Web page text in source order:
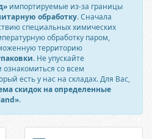
импортируемые из-за границы
обработку. Сначала
специальных химических
обработку паром,
территорию
. Не упускайте
ознакомиться со всем
есть у нас на складах. Для Вас,
скидок на определенные
.